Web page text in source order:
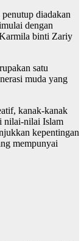
diadakan
dengan
binti Zariy
satu
muda yang
kanak-kanak
nilai-nilai Islam
kepentingan
mempunyai